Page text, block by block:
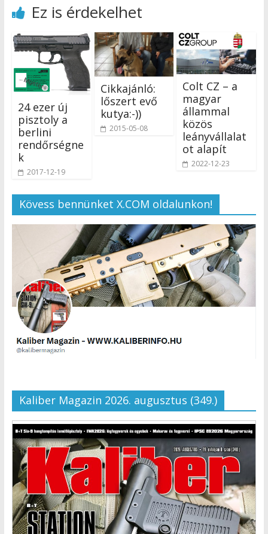
Ez is érdekelhet
24 ezer új
pisztoly a
berlini
rendőrségne
k
2017-12-19
Cikkajánló:
lőszert evő
kutya:-))
2015-05-08
Colt CZ – a
magyar
állammal
közös
leányvállalat
ot alapít
2022-12-23
Kövess bennünket X.COM oldalunkon!
Kaliber Magazin 2026. augusztus (349.)